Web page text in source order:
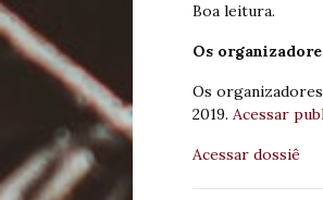
Boa leitura.
Os
Os
2019. Acessar
Acessar dossiê